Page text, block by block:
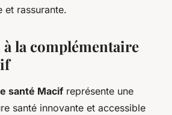
et rassurante.
la complémentaire
santé Macif représente une
santé innovante et accessible